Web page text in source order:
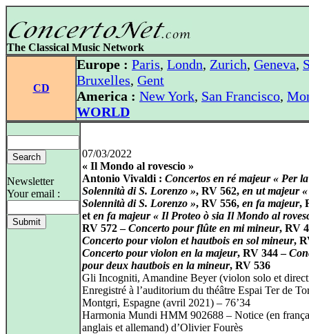
The Classical Music Network
CD
Europe : Paris, Londn, Zurich, Geneva,
Bruxelles, Gent
America : New York, San Francisco,
WORLD
Newsletter
Your email :
07/03/2022
« Il Mondo al rovescio »
Antonio Vivaldi : Concertos en ré majeur « Per la
Solennità di S. Lorenzo », RV 562, en ut majeur
Solennità di S. Lorenzo », RV 556, en fa majeur,
et en fa majeur « Il Proteo ò sia Il Mondo al
RV 572 –Concerto pour flûte en mi mineur, RV
Concerto pour violon et hautbois en sol mineur,
Concerto pour violon en la majeur, RV 344 –
pour deux hautbois en la mineur, RV 536
Gli Incogniti, Amandine Beyer (violon solo et
Enregistré à l’auditorium du théâtre Espai Ter de
Montgri, Espagne (avril 2021) – 76’34
Harmonia Mundi HMM 902688 – Notice (en
anglais et allemand) d’Olivier Fourès